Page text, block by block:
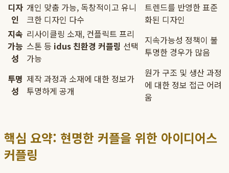
디자
인
개인 맞춤 가능, 독창적이고 유니
크한 디자인 다수
트렌드를 반영한 표준
화된 디자인
지속
가능
성
리사이클링 소재, 컨플릭트 프리
스톤 등 idus 친환경 커플링 선택
가능
지속가능성 정책이 불
투명한 경우가 많음
투명
성
제작 과정과 소재에 대한 정보가
투명하게 공개
원가 구조 및 생산 과정
에 대한 정보 접근 어려
움
핵심 요약: 현명한 커플을 위한 아이디어스
커플링